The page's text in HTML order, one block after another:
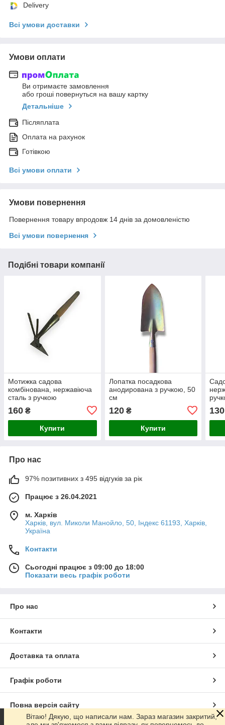
Delivery
Всі умови доставки
Умови оплати
Ви отримаєте замовлення
або гроші повернуться на вашу картку
Детальніше
Післяплата
Оплата на рахунок
Готівкою
Всі умови оплати
Умови повернення
Повернення товару впродовж 14 днів за домовленістю
Всі умови повернення
Подібні товари компанії
Мотижка садова
комбінована, нержавіюча
сталь з ручкою
160 ₴
Купити
Лопатка посадкова
анодирована з ручкою, 50
см
120₴
Купити
130
Про нас
97% позитивних з 495 відгуків за рік
Працює з 26.04.2021
м. Харків
Харків, вул. Миколи Манойло, 50, Індекс 61193, Харків,
Україна
Контакти
Сьогодні працює з 09:00 до 18:00
Показати весь графік роботи
Про нас
Контакти
Доставка та оплата
Графік роботи
Повна версія сайту
Вітаю! Дякую, що написали нам. Зараз магазин закритий,